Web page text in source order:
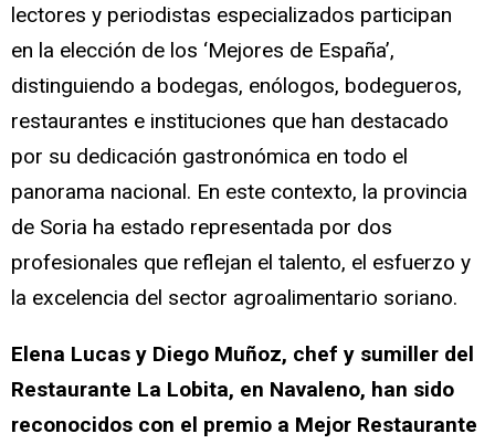
lectores y periodistas especializados participan
en la elección de los ‘Mejores de España’,
distinguiendo a bodegas, enólogos, bodegueros,
restaurantes e instituciones que han destacado
por su dedicación gastronómica en todo el
panorama nacional. En este contexto, la provincia
de Soria ha estado representada por dos
profesionales que reflejan el talento, el esfuerzo y
la excelencia del sector agroalimentario soriano.
Elena Lucas y Diego Muñoz, chef y sumiller del
Restaurante La Lobita, en Navaleno, han sido
reconocidos con el premio a Mejor Restaurante